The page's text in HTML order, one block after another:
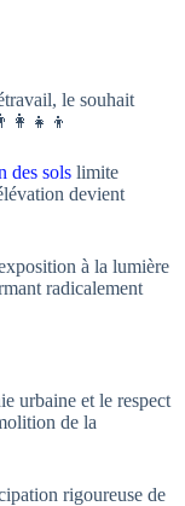
le souhait
des sols limite
devient
à la lumière
radicalement
urbaine et le respect
de la
rigoureuse de